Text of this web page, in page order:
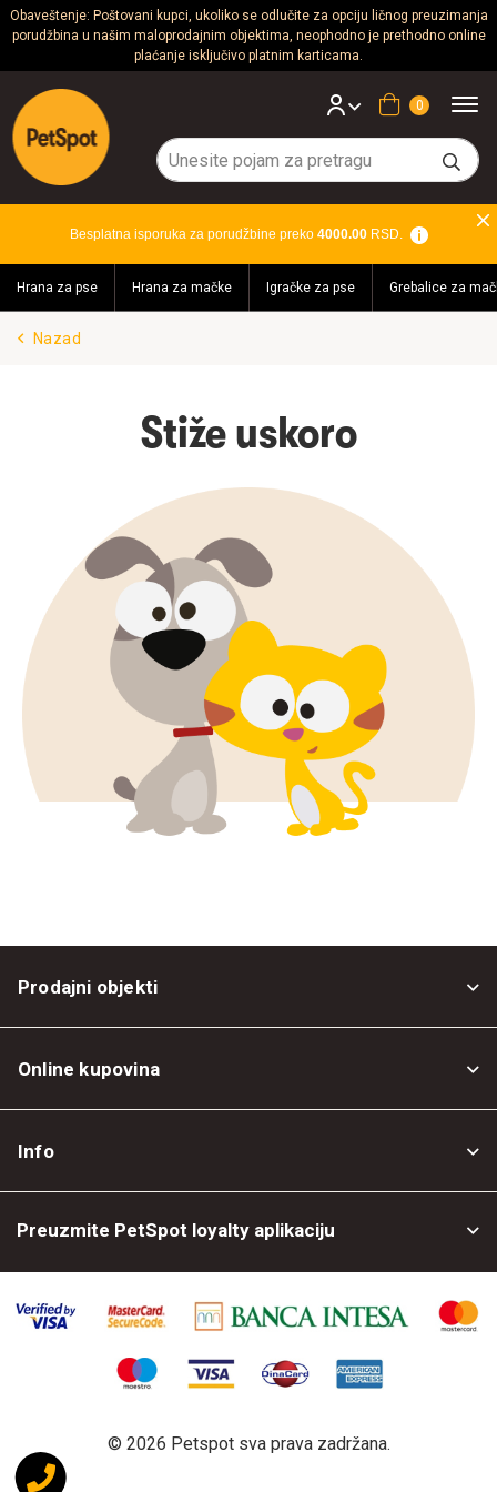
Obaveštenje: Poštovani kupci, ukoliko se odlučite za opciju ličnog preuzimanja
porudžbina u našim maloprodajnim objektima, neophodno je prethodno online
plaćanje isključivo platnim karticama.
Psi
Mačke
Glodari
Akvaristika
Teraristika
Brendovi
Korpa
Besplatna isporuka za porudžbine preko 4000.00RSD.
Hrana za pse Hrana za mačke Igračke za pse Grebalice za
Nazad
Stiže uskoro
Prodajni objekti
Online kupovina
Info
Preuzmite PetSpot loyalty aplikaciju
© 2026 Petspot sva prava zadržana.